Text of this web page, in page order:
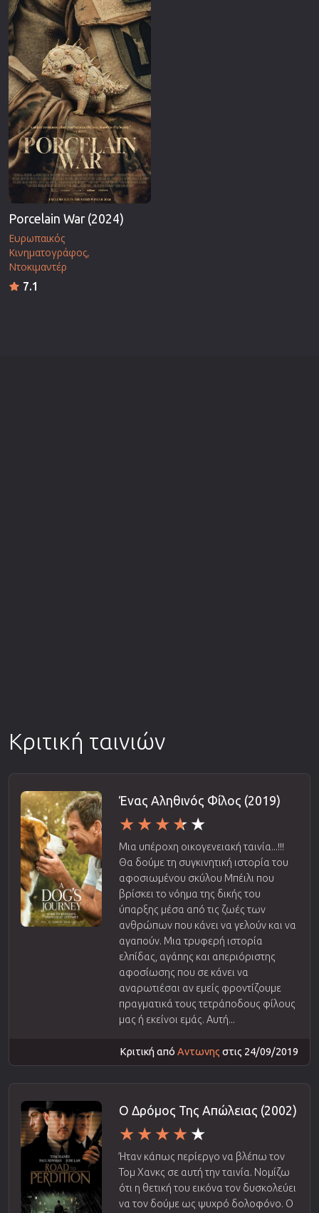
Επιστημονικής Φαντασίας
Ερωτικές
Ευρωπαικός Κινηματογράφος
Θρησκευτικές
Θρίλερ
Ιστορικές
Καταστροφής
Porcelain War (2024)
Ευρωπαικός
Κινηματογράφος
Ντοκιμαντέρ
7.1
Κριτική ταινιών
Ένας Αληθινός Φίλος (2019)
Μια υπέροχη οικογενειακή ταινία...!!!
Θα δούμε τη συγκινητική ιστορία του
αφοσιωμένου σκύλου Μπέιλι που
βρίσκει το νόημα της δικής του
ύπαρξης μέσα από τις ζωές των
ανθρώπων που κάνει να γελούν και να
αγαπούν. Μια τρυφερή ιστορία
ελπίδας, αγάπης και απεριόριστης
αφοσίωσης που σε κάνει να
αναρωτιέσαι αν εμείς φροντίζουμε
πραγματικά τους τετράποδους φίλους
μας ή εκείνοι εμάς. Αυτή...
Κριτική από Αντωνης στις 24/09/2019
Ο Δρόμος Της Απώλειας (2002)
Ήταν κάπως περίεργο να βλέπω τον
Τομ Χανκς σε αυτή την ταινία. Νομίζω
ότι η θετική του εικόνα τον δυσκολεύει
να τον δούμε ως ψυχρό δολοφόνο. Ο